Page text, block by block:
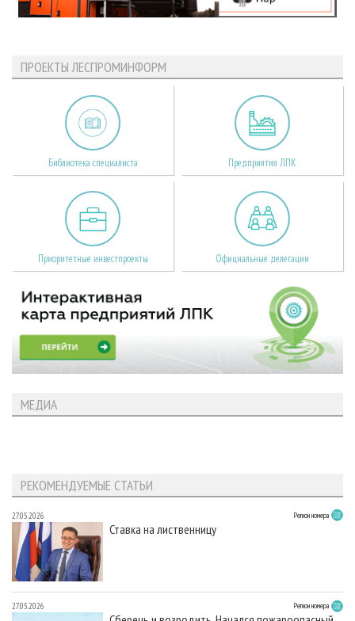
ПРОЕКТЫ ЛЕСПРОМИНФОРМ
Библиотека специалиста Предприятия ЛПК
Приоритетные инвестпроекты Официальные делегации
МЕДИА
РЕКОМЕНДУЕМЫЕ СТАТЬИ
27.05.2026 Регион номера
Ставка на лиственницу
27.05.2026 Регион номера